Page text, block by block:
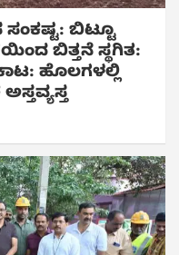
ಬಿಟ್ಟೂ
ಬಿತ್ತನೆ ಸ್ಥಗಿತ:
ಹೊಲಗಳಲ್ಲಿ